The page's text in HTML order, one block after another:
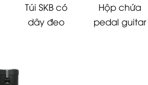
Túi SKB có
dây đeo
Hộp chứa
pedal guitar